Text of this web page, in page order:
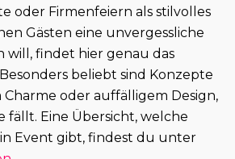
oder Firmenfeiern als stilvolles
Gästen eine unvergessliche
will, findet hier genau das
beliebt sind Konzepte
oder auffälligem Design,
fällt. Eine Übersicht, welche
Event gibt, findest du unter